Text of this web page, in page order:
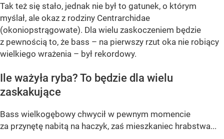
Tak też się stało, jednak nie był to gatunek, o którym
myślał, ale okaz z rodziny Centrarchidae
(okoniopstrągowate). Dla wielu zaskoczeniem będzie
z pewnością to, że bass – na pierwszy rzut oka nie robiący
wielkiego wrażenia – był rekordowy.
Ile ważyła ryba? To będzie dla wielu
zaskakujące
Bass wielkogębowy chwycił w pewnym momencie
za przynętę nabitą na haczyk, zaś mieszkaniec hrabstwa...